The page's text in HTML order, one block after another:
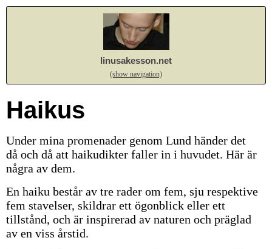
linusakesson.net
(show navigation)
Haikus
Under mina promenader genom Lund händer det
då och då att haikudikter faller in i huvudet. Här är
några av dem.
En haiku består av tre rader om fem, sju respektive
fem stavelser, skildrar ett ögonblick eller ett
tillstånd, och är inspirerad av naturen och präglad
av en viss årstid.